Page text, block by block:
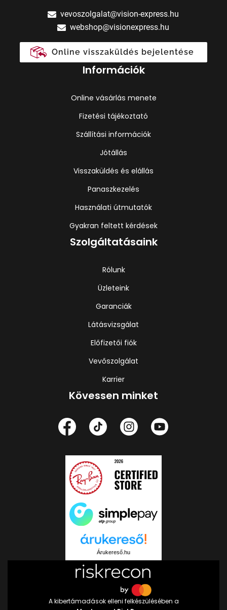
vevoszolgalat@vision-express.hu
webshop@visionexpress.hu
Online visszaküldés bejelentése
Információk
Online vásárlás menete
Fizetési tájékoztató
Szállítási információk
Jótállás
Visszaküldés és elállás
Panaszkezelés
Használati útmutatók
Gyakran feltett kérdések
Szolgáltatásaink
Rólunk
Üzleteink
Garanciák
Látásvizsgálat
Előfizetői fiók
Vevőszolgálat
Karrier
Kövessen minket
Árukereső.hu
A kibertámadások elleni felkészülésében a